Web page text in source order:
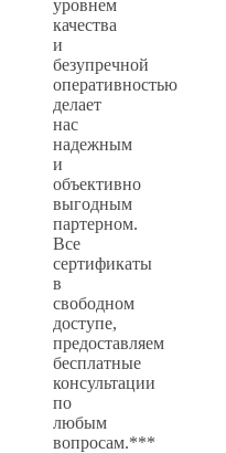
уровнем
качества
и
безупречной
оперативностью
делает
нас
надежным
и
объективно
выгодным
партерном.
Все
сертификаты
в
свободном
доступе,
предоставляем
бесплатные
консультации
по
любым
вопросам.***